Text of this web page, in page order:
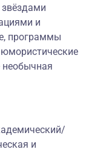
и
программы
необычная
и